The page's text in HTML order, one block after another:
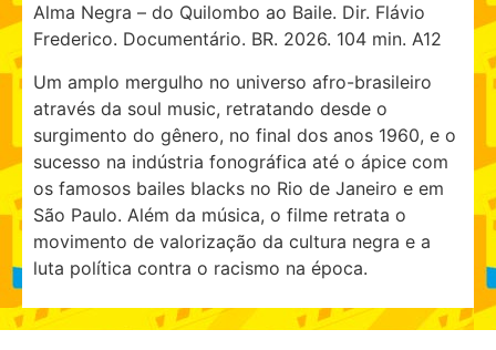
Alma Negra – do Quilombo ao Baile. Dir. Flávio
Frederico. Documentário. BR. 2026. 104 min. A12
Um amplo mergulho no universo afro-brasileiro
através da soul music, retratando desde o
surgimento do gênero, no final dos anos 1960, e o
sucesso na indústria fonográfica até o ápice com
os famosos bailes blacks no Rio de Janeiro e em
São Paulo. Além da música, o filme retrata o
movimento de valorização da cultura negra e a
luta política contra o racismo na época.